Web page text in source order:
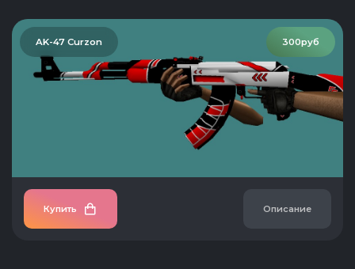
300руб
AK-47 Curzon
Купить Описание